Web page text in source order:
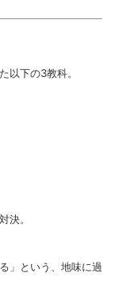
以下の3教科。
決。
」という、地味に過